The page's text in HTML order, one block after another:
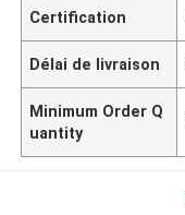
Certification
Délai de livraison
Minimum Order Q
uantity